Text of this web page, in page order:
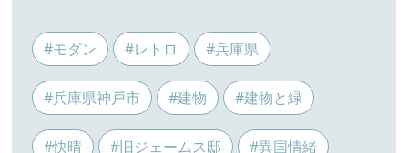
#モダン #レトロ #兵庫県
#兵庫県神戸市 #建物 #建物と緑
#快晴 #旧ジェームス邸 #異国情緒